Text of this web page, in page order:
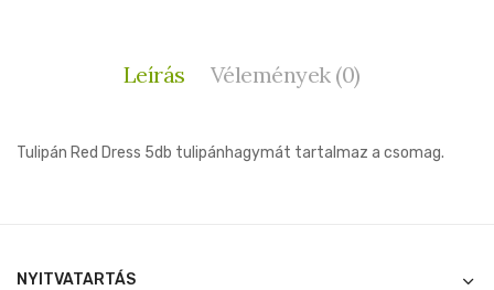
Leírás Vélemények (0)
Tulipán Red Dress 5db tulipánhagymát tartalmaz a csomag.
NYITVATARTÁS